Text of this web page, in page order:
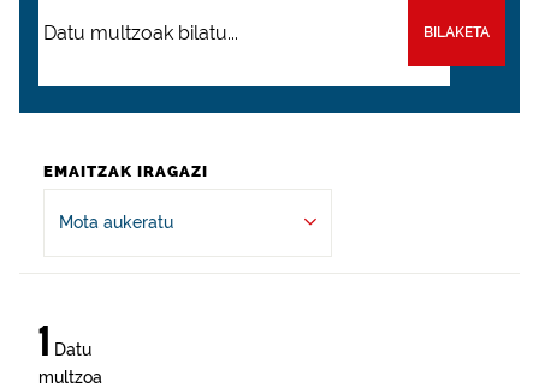
BILAKETA
EMAITZAK IRAGAZI
Mota aukeratu
1 Datu
multzoa